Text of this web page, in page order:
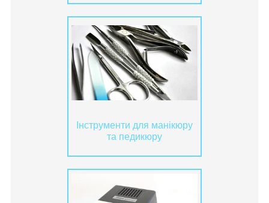
Інструменти для манікюру
та педикюру